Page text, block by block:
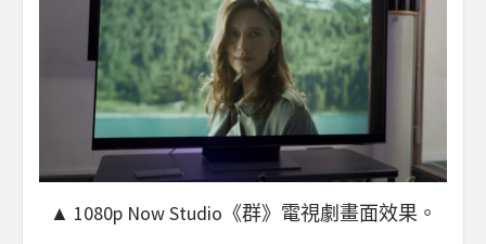
▲ 1080p Now Studio《群》電視劇畫面效果。